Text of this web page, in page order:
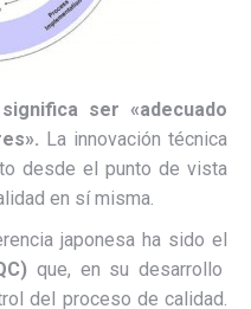
ser «adecuado
La innovación técnica
desde el punto de vista
en sí misma.
japonesa ha sido el
que, en su desarrollo
del proceso de calidad.